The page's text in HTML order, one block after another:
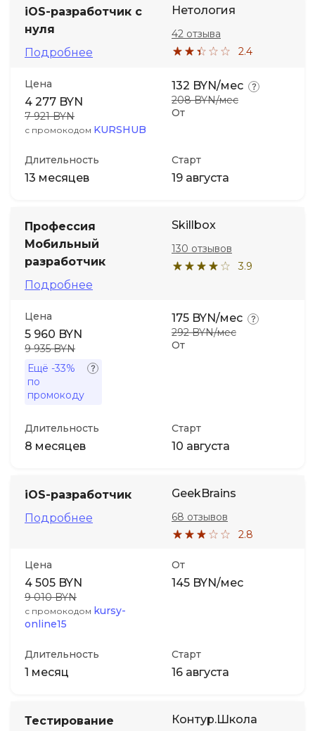
iOS-разработчик с
нуля
Подробнее
Нетология
2.4
42 отзыва
Цена
4 277 BYN
7 921 BYN
с промокодом KURSHUB
От
132 BYN/мес
208 BYN/мес
Длительность
13 месяцев
Старт
19 августа
Профессия
Мобильный
разработчик
Подробнее
Skillbox
3.9
130 отзывов
Цена
5 960 BYN
9 935 BYN
Ещё -33%
по
промокоду
От
175 BYN/мес
292 BYN/мес
Длительность
8 месяцев
Старт
10 августа
iOS-разработчик
Подробнее
GeekBrains
2.8
68 отзывов
Цена
4 505 BYN
9 010 BYN
с промокодом kursy-
online15
От
145 BYN/мес
Длительность
1 месяц
Старт
16 августа
Тестирование
Контур.Школа